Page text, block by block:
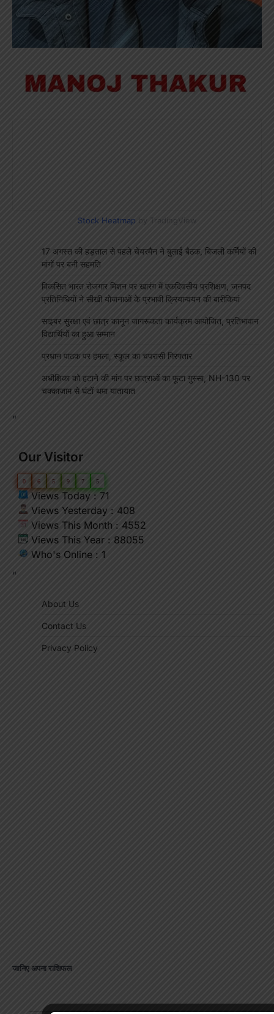
Stock Heatmap by TradingView
17 अगस्त की हड़ताल से पहले चेयरमैन ने बुलाई बैठक, बिजली कर्मियों की
मांगों पर बनी सहमति
विकसित भारत रोजगार मिशन पर खारंग में एकदिवसीय प्रशिक्षण, जनपद
प्रतिनिधियों ने सीखी योजनाओं के प्रभावी क्रियान्वयन की बारीकियां
साइबर सुरक्षा एवं छात्र कानून जागरूकता कार्यक्रम आयोजित, प्रतिभावान
विद्यार्थियों का हुआ सम्मान
प्रधान पाठक पर हमला, स्कूल का चपरासी गिरफ्तार
अधीक्षिका को हटाने की मांग पर छात्राओं का फूटा गुस्सा, NH-130 पर
चक्काजाम से घंटों थमा यातायात
"
Our Visitor
0 6 5 9 7 5
Views Today : 71
Views Yesterday : 408
Views This Month : 4552
Views This Year : 88055
Who's Online : 1
"
About Us
Contact Us
Privacy Policy
जानिए अपना राशिफल